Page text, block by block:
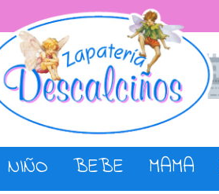
NIÑO BEBE MAMA